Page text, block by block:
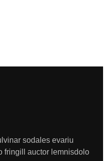
sodales evariu
fringill auctor lemnisdolo